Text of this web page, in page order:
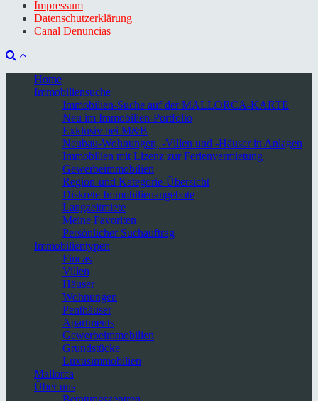
Impressum
Datenschutzerklärung
Canal Denuncias
Home
Immobiliensuche
Immobilien-Suche auf der MALLORCA-KARTE
Neu im Immobilien-Portfolio
Exklusiv bei M&B
Neubau-Wohnungen, -Villen und -Häuser in Anlagen
Immobilien mit Lizenz zur Ferienvermietung
Gewerbeimmobilien
Region-und Kategorie-Übersicht
Diskrete Immobilienangebote
Langzeitmiete
Meine Favoriten
Persönlicher Suchauftrag
Immobilientypen
Fincas
Villen
Häuser
Wohnungen
Penthäuser
Apartments
Gewerbeimmobilien
Grundstücke
Luxusimmobilien
Mallorca
Über uns